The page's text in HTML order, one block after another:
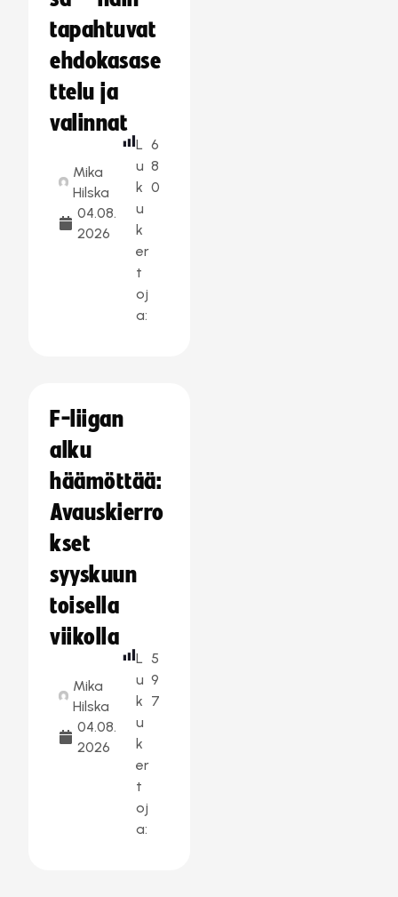
tapahtuvat
ehdokasase
ttelu ja
valinnat
Mika
Hilska
04.08.
2026
L
u
k
u
k
er
t
oj
a:
6
8
0
F-liigan
alku
häämöttää:
Avauskierro
kset
syyskuun
toisella
viikolla
Mika
Hilska
04.08.
2026
L
u
k
u
k
er
t
oj
a:
5
9
7